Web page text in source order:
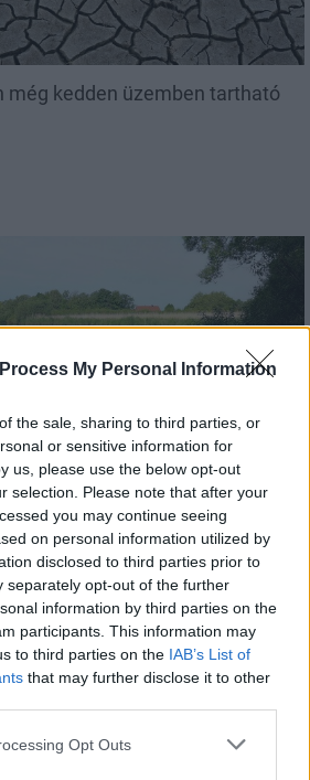
My Personal Information
the sale, sharing to third parties, or
or sensitive information for
us, please use the below opt-out
selection. Please note that after your
you may continue seeing
on personal information utilized by
disclosed to third parties prior to
separately opt-out of the further
information by third parties on the
participants. This information may
to third parties on the IAB’s List of
that may further disclose it to other
app uses one or more Google
Opt Outs
még kedden üzemben tartható
hatása a környezetre, hogy a